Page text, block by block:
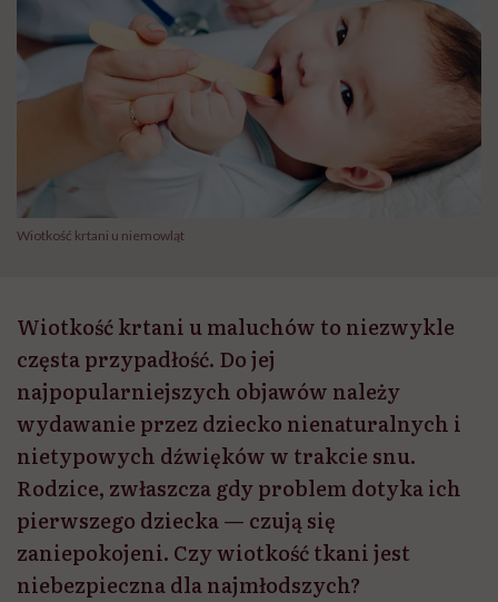
Wiotkość krtani u niemowląt
Wiotkość krtani u maluchów to niezwykle
częsta przypadłość. Do jej
najpopularniejszych objawów należy
wydawanie przez dziecko nienaturalnych i
nietypowych dźwięków w trakcie snu.
Rodzice, zwłaszcza gdy problem dotyka ich
pierwszego dziecka — czują się
zaniepokojeni. Czy wiotkość tkani jest
niebezpieczna dla najmłodszych?